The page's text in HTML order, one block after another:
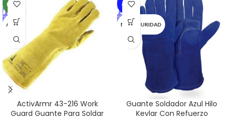
NEW
ANSELL
ActivArmr 43-216 Work
Guard Guante Para Soldar
-28%
MR SEGURIDAD
Guante Soldador Azul Hilo
Kevlar Con Refuerzo